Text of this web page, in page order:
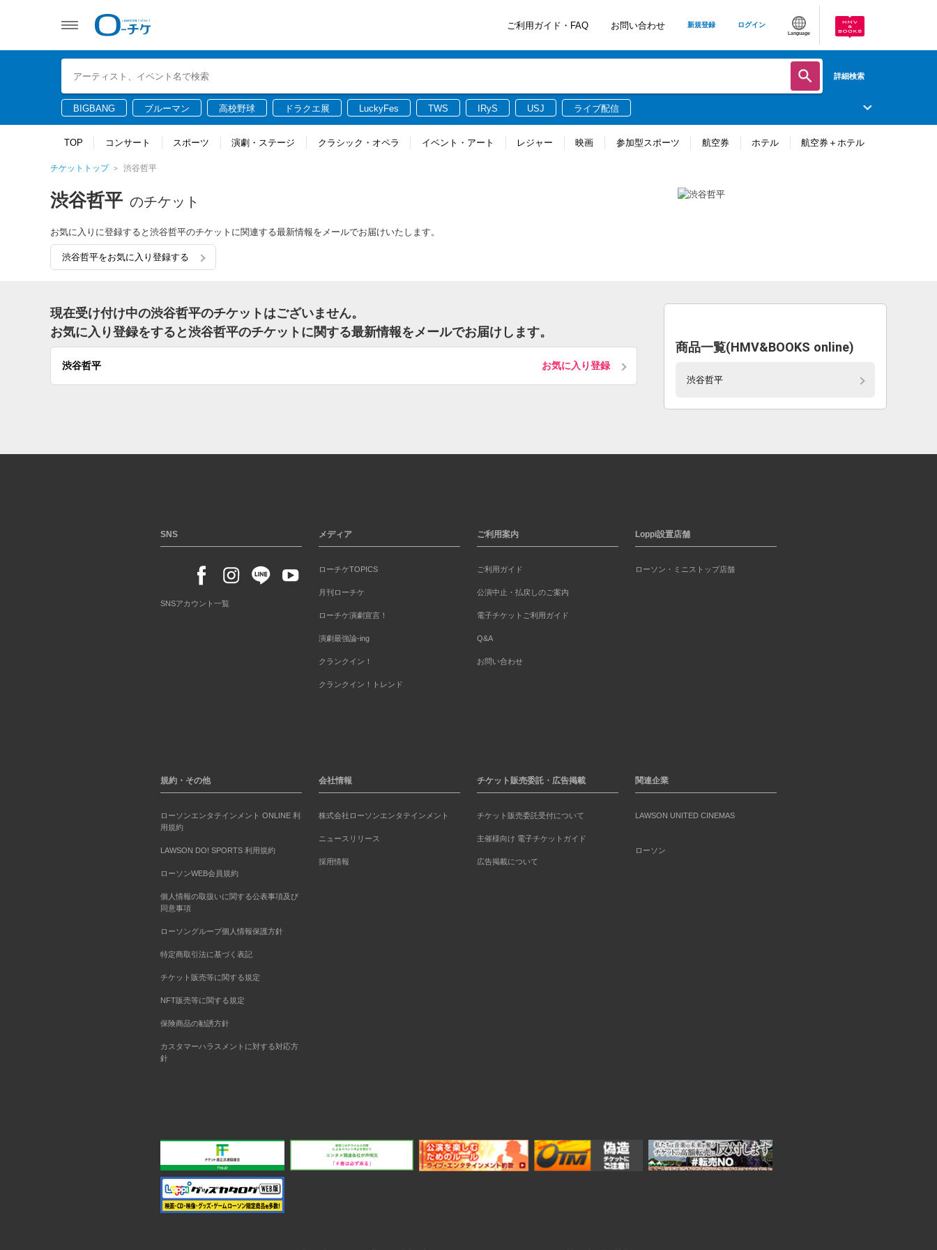
ご利用ガイド・FAQ お問い合わせ 新規登録 ログイン
Language
詳細検索
BIGBANG ブルーマン 高校野球 ドラクエ展 LuckyFes TWS IRyS USJ ライブ配信
TOP コンサート スポーツ 演劇・ステージ クラシック・オペラ イベント・アート レジャー 映画 参加型スポーツ 航空券 ホテル 航空券＋ホテル
チケットトップ 渋谷哲平
渋谷哲平 のチケット
お気に入りに登録すると渋谷哲平のチケットに関連する最新情報をメールでお届けいたします。
渋谷哲平をお気に入り登録する
現在受け付け中の渋谷哲平のチケットはございません。
お気に入り登録をすると渋谷哲平のチケットに関する最新情報をメールでお届けします。
渋谷哲平 お気に入り登録
商品一覧(HMV&BOOKS online)
渋谷哲平
SNS
SNSアカウント一覧
メディア
ローチケTOPICS
月刊ローチケ
ローチケ演劇宣言！
演劇最強論-ing
クランクイン！
クランクイン！トレンド
ご利用案内
ご利用ガイド
公演中止・払戻しのご案内
電子チケットご利用ガイド
Q&A
お問い合わせ
Loppi設置店舗
ローソン・ミニストップ店舗
規約・その他
ローソンエンタテインメント ONLINE 利
用規約
LAWSON DO! SPORTS 利用規約
ローソンWEB会員規約
個人情報の取扱いに関する公表事項及び
同意事項
ローソングループ個人情報保護方針
特定商取引法に基づく表記
チケット販売等に関する規定
NFT販売等に関する規定
保険商品の勧誘方針
カスタマーハラスメントに対する対応方
針
会社情報
株式会社ローソンエンタテインメント
ニュースリリース
採用情報
チケット販売委託・広告掲載
チケット販売委託受付について
主催様向け 電子チケットガイド
広告掲載について
関連企業
LAWSON UNITED CINEMAS
ローソン